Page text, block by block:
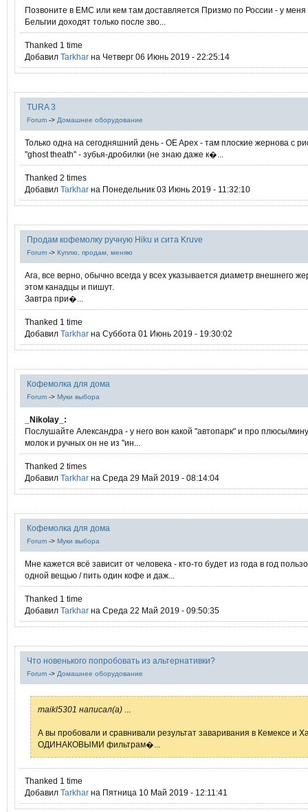
Позвоните в ЕМС или кем там доставляется Призмо по России - у меня
Бельгии доходят только после зво...
Thanked 1 time
Добавил Tarkhar на Четверг 06 Июнь 2019 - 22:25:14
TURA 3
Forum -> Домашнее оборудование
Только одна на сегодняшний день - OE Apex - там плоские жернова с
"ghost theath" - зубья-дробилки (не знаю даже к�...
Thanked 2 times
Добавил Tarkhar на Понедельник 03 Июнь 2019 - 11:32:10
Продам кофемолку ручную Hiku и сита Kruve
Forum -> Куплю, продам, меняю
Ага, все верно, обычно всегда у всех указывается диаметр внешнего
этом канадцы и пишут.
Завтра при�...
Thanked 1 time
Добавил Tarkhar на Суббота 01 Июнь 2019 - 19:30:02
Кофемолка для дома
Forum -> Муки выбора
_Nikolay_:
Послушайте Александра - у него вон какой "автопарк" и про плюсы/
молок и ручных он не из "ин...
Thanked 2 times
Добавил Tarkhar на Среда 29 Май 2019 - 08:14:04
Кофемолка для дома
Forum -> Муки выбора
Мне кажется всё зависит от человека - кто-то будет из года в год
одной вещью / пить один кофе и даж...
Thanked 1 time
Добавил Tarkhar на Среда 22 Май 2019 - 09:50:35
Что новенького попробовать из альтернативки?
Forum -> Домашнее оборудование
maikl5301 написал(а)
А вы пробовали и сравнивали результат заваривания в Кемексе и
ОДИНАКОВЫМИ фильтрам�...
Thanked 1 time
Добавил Tarkhar на Пятница 10 Май 2019 - 12:11:41